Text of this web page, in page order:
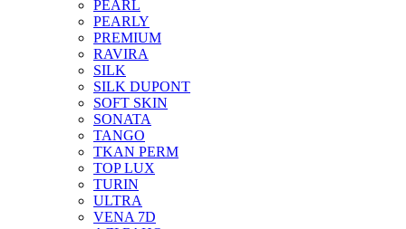
PEARL
PEARLY
PREMIUM
RAVIRA
SILK
SILK DUPONT
SOFT SKIN
SONATA
TANGO
TKAN PERM
TOP LUX
TURIN
ULTRA
VENA 7D